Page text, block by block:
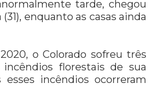
tarde, chegou
enquanto as casas ainda
o Colorado sofreu três
florestais de sua
esses incêndios ocorreram